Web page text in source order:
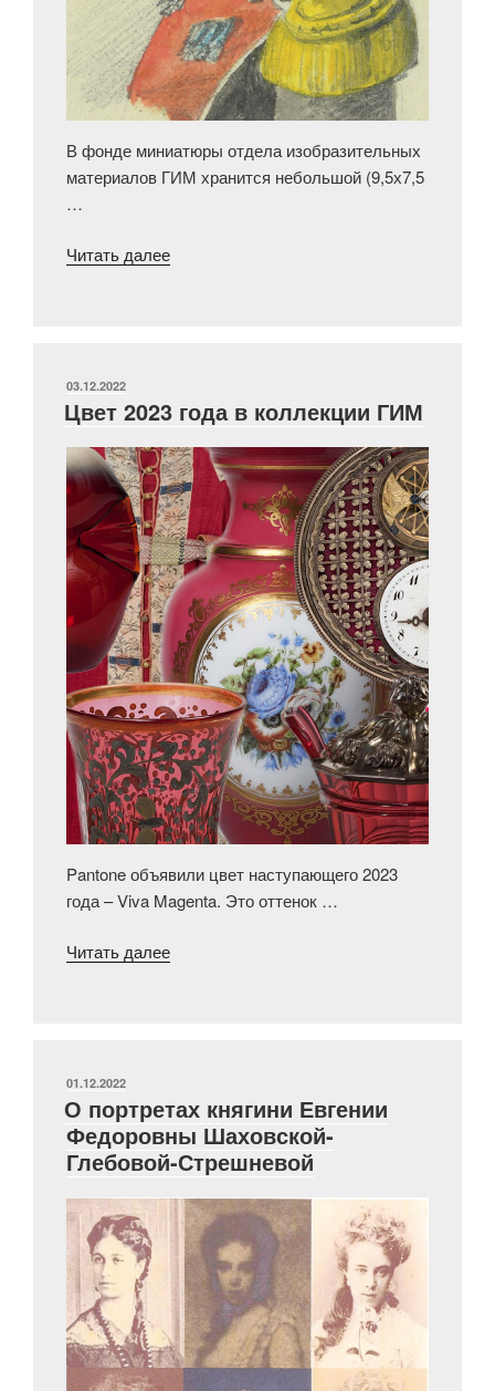
В фонде миниатюры отдела изобразительных
материалов ГИМ хранится небольшой (9,5х7,5
…
Читать далее«Миниатюрный
же
Магнусович,
он
же
Максим
Максимович)»
ОПУБЛИКОВАНО
03.12.2022
Цвет 2023 года в коллекции ГИМ
Pantone объявили цвет наступающего 2023
года – Viva Magenta. Это оттенок …
Читать далее«Цвет
ОПУБЛИКОВАНО
01.12.2022
О портретах княгини Евгении
Федоровны Шаховской-
Глебовой-Стрешневой